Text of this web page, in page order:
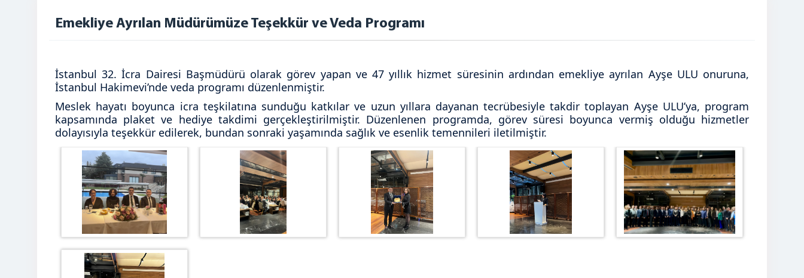
Emekliye Ayrılan Müdürümüze Teşekkür ve Veda Programı
İstanbul 32. İcra Dairesi Başmüdürü olarak görev yapan ve 47 yıllık hizmet süresinin ardından emekliye ayrılan Ayşe ULU onuruna,
İstanbul Hakimevi’nde veda programı düzenlenmiştir.
Meslek hayatı boyunca icra teşkilatına sunduğu katkılar ve uzun yıllara dayanan tecrübesiyle takdir toplayan Ayşe ULU’ya, program
kapsamında plaket ve hediye takdimi gerçekleştirilmiştir. Düzenlenen programda, görev süresi boyunca vermiş olduğu hizmetler
dolayısıyla teşekkür edilerek, bundan sonraki yaşamında sağlık ve esenlik temennileri iletilmiştir.